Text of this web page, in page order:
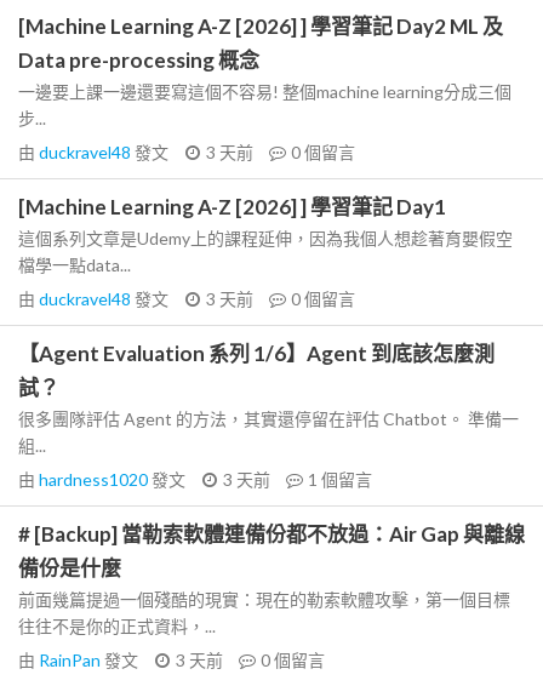
[Machine Learning A-Z [2026] ] 學習筆記 Day2 ML 及
Data pre-processing 概念
一邊要上課一邊還要寫這個不容易! 整個machine learning分成三個
步...
由 duckravel48 發文 3 天前 0個留言
[Machine Learning A-Z [2026] ] 學習筆記 Day1
這個系列文章是Udemy上的課程延伸，因為我個人想趁著育嬰假空
檔學一點data...
由 duckravel48 發文 3 天前 0個留言
【Agent Evaluation 系列 1/6】Agent 到底該怎麼測
試？
很多團隊評估 Agent 的方法，其實還停留在評估 Chatbot。 準備一
組...
由 hardness1020發文 3 天前 1 個留言
# [Backup] 當勒索軟體連備份都不放過：Air Gap 與離線
備份是什麼
前面幾篇提過一個殘酷的現實：現在的勒索軟體攻擊，第一個目標
往往不是你的正式資料，...
由 RainPan 發文 3 天前 0個留言